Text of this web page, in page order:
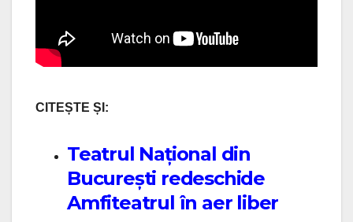
CITEȘTE ȘI:
Teatrul Național din
București redeschide
Amfiteatrul în aer liber